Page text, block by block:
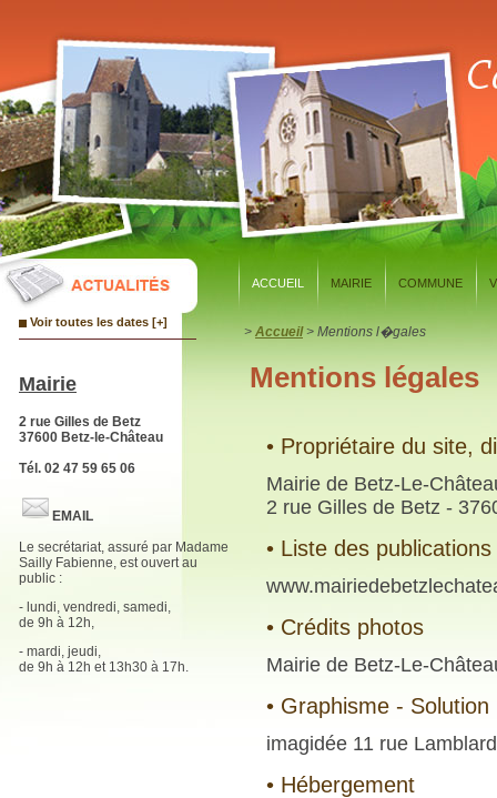
ACCUEIL MAIRIE COMMUNE
Voir toutes les dates [+]
Mairie
2 rue Gilles de Betz
37600 Betz-le-Château
Tél. 02 47 59 65 06
EMAIL
Le secrétariat, assuré par Madame
Sailly Fabienne, est ouvert au
public :
- lundi, vendredi, samedi,
de 9h à 12h,
- mardi, jeudi,
de 9h à 12h et 13h30 à 17h.
> Accueil> Mentions l�gales
Mentions légales
• Propriétaire du site,
Mairie de Betz-Le-
2 rue Gilles de Betz -
• Liste des publications
• Crédits photos
Mairie de Betz-Le-
• Graphisme -
imagidée 11 rue
• Hébergement